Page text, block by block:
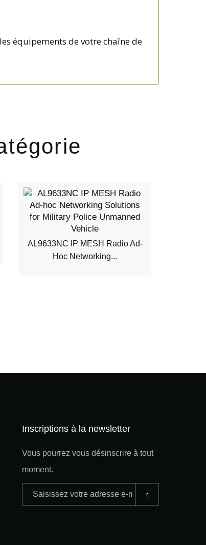
équipements de votre chaîne de
AL9633NC IP MESH Radio Ad-
Hoc Networking...
Inscriptions à la newsletter
Vous pourrez vous désinscrire à tout
moment.
Adresse
e-